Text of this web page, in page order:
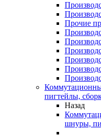
Прочие
пигтейлы,
Назад
шнуры,